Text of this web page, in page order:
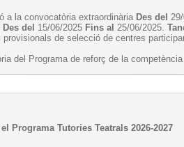
a la convocatòria extraordinària Des del
Des del 15/06/2025 Fins al 25/06/2025.
provisionals de selecció de centres
del Programa de reforç de la
Programa Tutories Teatrals 2026-2027